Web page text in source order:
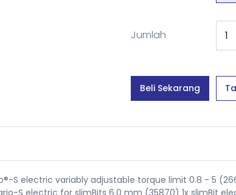
Jumlah
Beli Sekarang
S electric variably adjustable torque limit 0.8 - 5
S electric for slimBits 6.0 mm (35870) 1x slimBit